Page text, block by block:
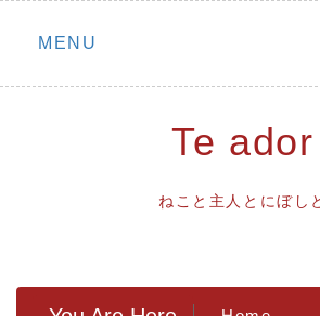
Skip
MENU
Te ador
ねこと主人とにぼし